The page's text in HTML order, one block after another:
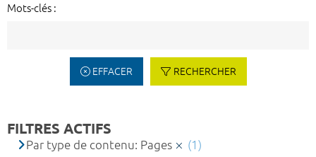
Mots-clés :
EFFACER RECHERCHER
FILTRES ACTIFS
Par type de contenu: Pages
(1)